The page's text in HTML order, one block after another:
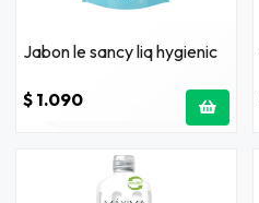
Jabon le sancy liq hygienic
$ 1.090